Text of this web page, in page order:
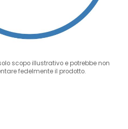
ingrandire
scopo illustrativo e potrebbe non
fedelmente il prodotto.